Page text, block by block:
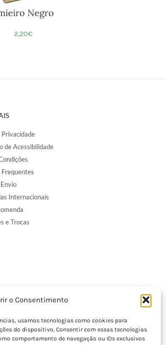
o Consentimento
usamos tecnologias como cookies para
do dispositivo. Consentir com essas tecnologias
comportamento de navegação ou IDs exclusivos
Negro
2,20€
Privacidade
de Acessibilidade
Internacionais
e Trocas